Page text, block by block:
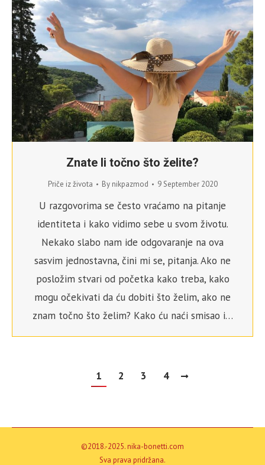
Znate li točno što želite?
Priče iz života By nikpazmod 9 September 2020
U razgovorima se često vraćamo na pitanje
identiteta i kako vidimo sebe u svom životu.
Nekako slabo nam ide odgovaranje na ova
sasvim jednostavna, čini mi se, pitanja. Ako ne
posložim stvari od početka kako treba, kako
mogu očekivati da ću dobiti što želim, ako ne
znam točno što želim? Kako ću naći smisao i…
1 2 3 4
©2018.-2025. nika-bonetti.com
Sva prava pridržana.